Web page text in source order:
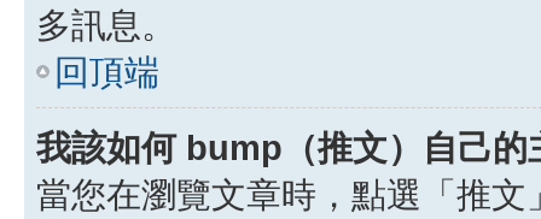
多訊息。
回頂端
我該如何 bump（推文）自己的
當您在瀏覽文章時，點選「推